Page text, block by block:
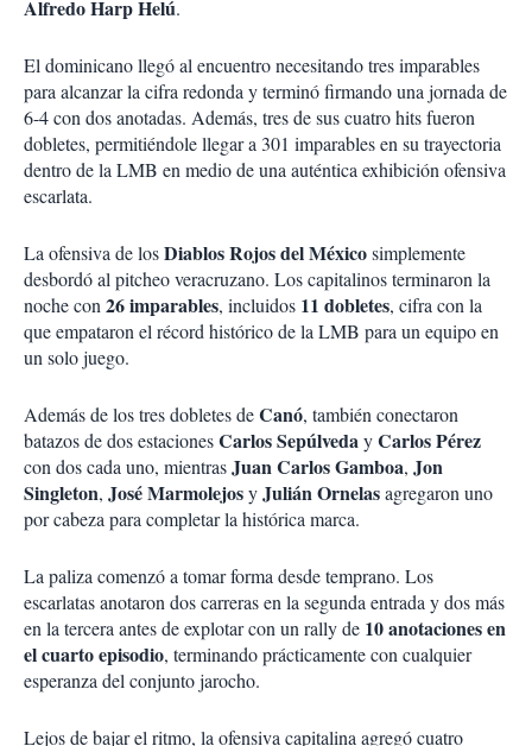
Alfredo Harp Helú.
El dominicano llegó al encuentro necesitando tres imparables
para alcanzar la cifra redonda y terminó firmando una jornada de
6-4 con dos anotadas. Además, tres de sus cuatro hits fueron
dobletes, permitiéndole llegar a 301 imparables en su trayectoria
dentro de la LMB en medio de una auténtica exhibición ofensiva
escarlata.
La ofensiva de losDiablos Rojos del Méxicosimplemente
desbordó al pitcheo veracruzano. Los capitalinos terminaron la
noche con26 imparables, incluidos 11 dobletes, cifra con la
que empataron el récord histórico de la LMB para un equipo en
un solo juego.
Además de los tres dobletes deCanó, también conectaron
batazos de dos estacionesCarlos SepúlvedayCarlos Pérez
con dos cada uno, mientrasJuan Carlos Gamboa, Jon
Singleton, José MarmolejosyJulián Ornelasagregaron uno
por cabeza para completar la histórica marca.
La paliza comenzó a tomar forma desde temprano. Los
escarlatas anotaron dos carreras en la segunda entrada y dos más
en la tercera antes de explotar con un rally de 10 anotaciones en
el cuarto episodio, terminando prácticamente con cualquier
esperanza del conjunto jarocho.
Lejos de bajar el ritmo, la ofensiva capitalina agregó cuatro